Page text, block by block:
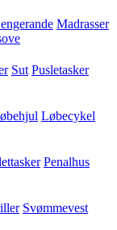
Madrasser
Sut Pusletasker
Løbecykel
Penalhus
Svømmevest